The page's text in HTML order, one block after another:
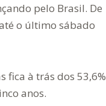
pelo Brasil. De
o último sábado
fica à trás dos 53,6%
anos.